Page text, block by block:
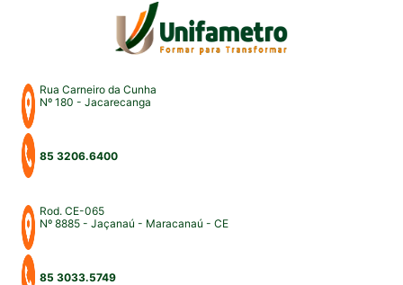
Rua Carneiro da Cunha
Nº 180 - Jacarecanga
85 3206.6400
Rod. CE-065
Nº 8885 - Jaçanaú - Maracanaú - CE
85 3033.5749